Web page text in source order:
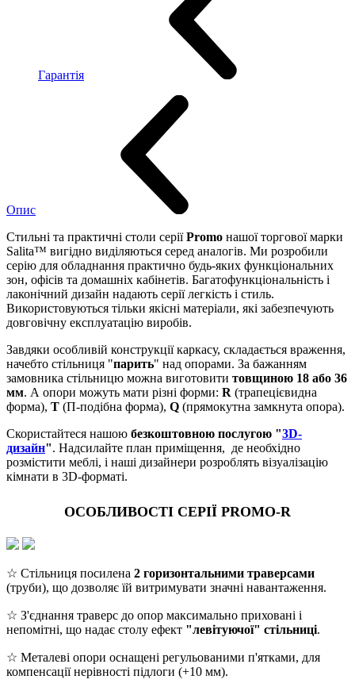
Гарантія
Опис
Стильні та практичні столи серіїPromo нашої торгової марки
Salita™ вигідно виділяються серед аналогів. Ми розробили
серію для обладнання практично будь-яких функціональних
зон, офісів та домашніх кабінетів. Багатофункціональність і
лаконічний дизайн надають серії легкість і стиль.
Використовуються тільки якісні матеріали, які забезпечують
довговічну експлуатацію виробів.
Завдяки особливій конструкції каркасу, складається враження,
начебто стільниця "парить" над опорами. За бажанням
замовника стільницю можна виготовити товщиною 18 або 36
мм. А опори можуть мати різні форми: R (трапецієвидна
форма), Т (П-подібна форма), Q (прямокутна замкнута опора).
Скористайтеся нашою безкоштовною послугою "3D-
дизайн". Надсилайте план приміщення, де необхідно
розмістити меблі, і наші дизайнери розроблять візуалізацію
кімнати в 3D-форматі.
ОСОБЛИВОСТІ СЕРІЇ PROMO-R
☆ Стільниця посилена 2 горизонтальними траверсами
(труби), що дозволяє їй витримувати значні навантаження.
☆ З'єднання траверс до опор максимально приховані і
непомітні, що надає столу ефект "левітуючої" стільниці.
☆ Металеві опори оснащені регульованими п'ятками, для
компенсації нерівності підлоги (+10 мм).